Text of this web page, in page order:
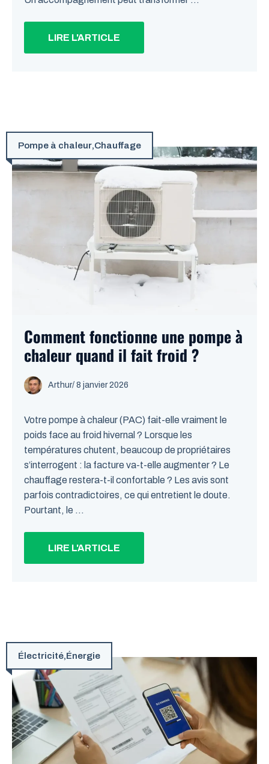
LIRE L'ARTICLE
Pompe à chaleur,Chauffage
Comment fonctionne une pompe à
chaleur quand il fait froid ?
Arthur/ 8 janvier 2026
Votre pompe à chaleur (PAC) fait-elle vraiment le
poids face au froid hivernal ? Lorsque les
températures chutent, beaucoup de propriétaires
s’interrogent : la facture va-t-elle augmenter ? Le
chauffage restera-t-il confortable ? Les avis sont
parfois contradictoires, ce qui entretient le doute.
Pourtant, le ...
LIRE L'ARTICLE
Électricité,Énergie